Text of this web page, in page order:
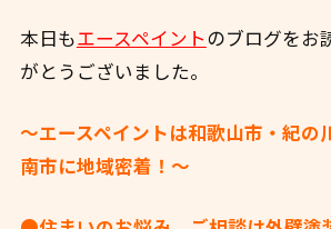
本日もエースペイントのブログをお
がとうございました。
～エースペイントは和歌山市・紀の
南市に地域密着！～